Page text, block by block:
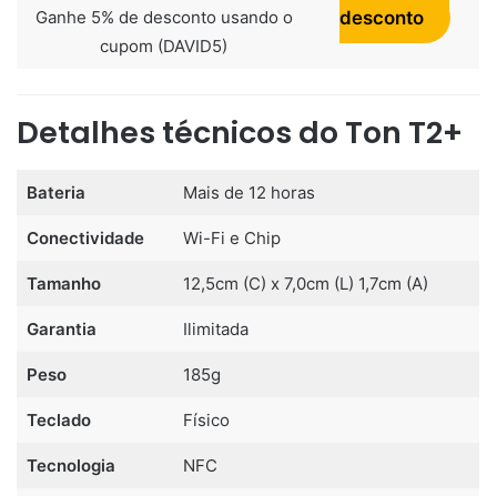
Ganhe 5% de desconto usando o
cupom (DAVID5)
desconto
Detalhes técnicos do Ton T2+
Bateria Mais de 12 horas
Conectividade Wi-Fi e Chip
Tamanho 12,5cm (C) x 7,0cm (L) 1,7cm (A)
Garantia Ilimitada
Peso 185g
Teclado Físico
Tecnologia NFC